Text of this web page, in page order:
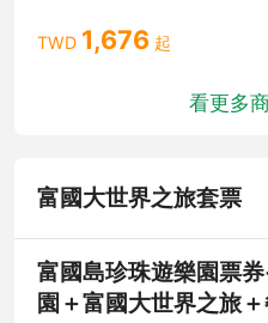
TWD 1,676 起
看更多
富國大世界之旅套票
富國島珍珠遊樂園票
園＋富國大世界之旅